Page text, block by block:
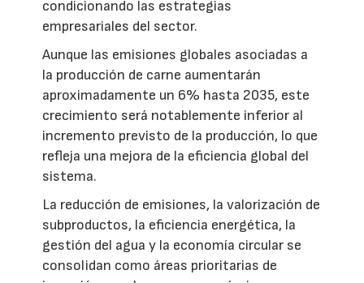
condicionando las estrategias
empresariales del sector.
Aunque las emisiones globales asociadas a
la producción de carne aumentarán
aproximadamente un 6% hasta 2035, este
crecimiento será notablemente inferior al
incremento previsto de la producción, lo que
refleja una mejora de la eficiencia global del
sistema.
La reducción de emisiones, la valorización de
subproductos, la eficiencia energética, la
gestión del agua y la economía circular se
consolidan como áreas prioritarias de